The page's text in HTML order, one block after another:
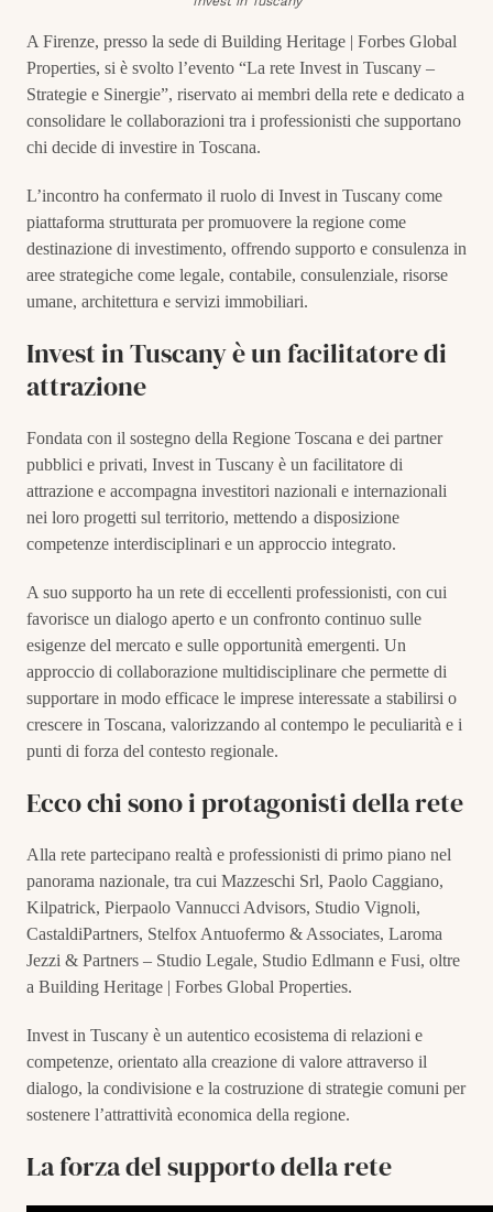
A Firenze, presso la sede di Building Heritage | Forbes Global
Properties, si è svolto l’evento “La rete Invest in Tuscany –
Strategie e Sinergie”, riservato ai membri della rete e dedicato a
consolidare le collaborazioni tra i professionisti che supportano
chi decide di investire in Toscana.
L’incontro ha confermato il ruolo di Invest in Tuscany come
piattaforma strutturata per promuovere la regione come
destinazione di investimento, offrendo supporto e consulenza in
aree strategiche come legale, contabile, consulenziale, risorse
umane, architettura e servizi immobiliari.
Invest in Tuscany è un facilitatore di
attrazione
Fondata con il sostegno della Regione Toscana e dei partner
pubblici e privati, Invest in Tuscany è un facilitatore di
attrazione e accompagna investitori nazionali e internazionali
nei loro progetti sul territorio, mettendo a disposizione
competenze interdisciplinari e un approccio integrato.
A suo supporto ha un rete di eccellenti professionisti, con cui
favorisce un dialogo aperto e un confronto continuo sulle
esigenze del mercato e sulle opportunità emergenti. Un
approccio di collaborazione multidisciplinare che permette di
supportare in modo efficace le imprese interessate a stabilirsi o
crescere in Toscana, valorizzando al contempo le peculiarità e i
punti di forza del contesto regionale.
Ecco chi sono i protagonisti della rete
Alla rete partecipano realtà e professionisti di primo piano nel
panorama nazionale, tra cui Mazzeschi Srl, Paolo Caggiano,
Kilpatrick, Pierpaolo Vannucci Advisors, Studio Vignoli,
CastaldiPartners, Stelfox Antuofermo & Associates, Laroma
Jezzi & Partners – Studio Legale, Studio Edlmann e Fusi, oltre
a Building Heritage | Forbes Global Properties.
Invest in Tuscany è un autentico ecosistema di relazioni e
competenze, orientato alla creazione di valore attraverso il
dialogo, la condivisione e la costruzione di strategie comuni per
sostenere l’attrattività economica della regione.
La forza del supporto della rete